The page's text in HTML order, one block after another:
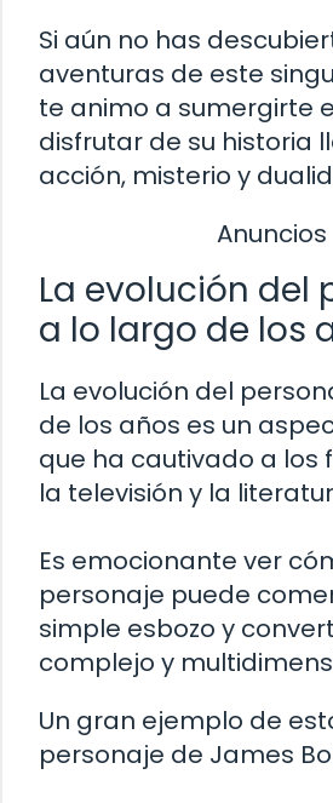
Si aún no has
aventuras de este
te animo a sumergirte
disfrutar de su historia
acción, misterio y
Anuncios
La evolución del
a lo largo de los
La evolución del
de los años es un
que ha cautivado a los
la televisión y la
Es emocionante ver
personaje puede
simple esbozo y
complejo y
Un gran ejemplo de
personaje de James